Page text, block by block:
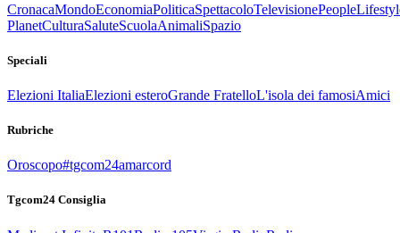
CronacaMondoEconomiaPoliticaSpettacoloTelevisionePeople
PlanetCulturaSaluteScuolaAnimaliSpazio
Speciali
Elezioni ItaliaElezioni esteroGrande FratelloL'isola dei famosiAmici
Rubriche
Oroscopo#tgcom24amarcord
Tgcom24 Consiglia